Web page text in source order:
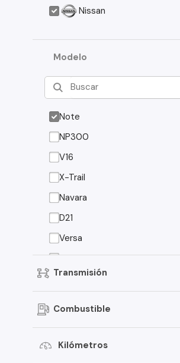
Nissan
Modelo
Note
NP300
V16
X-Trail
Navara
D21
Versa
Qashqai
Kicks
Sentra
Transmisión
Combustible
Kilómetros